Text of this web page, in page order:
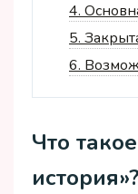
4.
5.
6.
Что
история»?